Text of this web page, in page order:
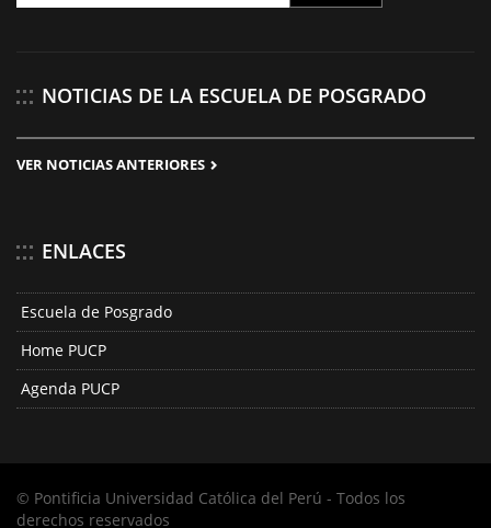
NOTICIAS DE LA ESCUELA DE POSGRADO
VER NOTICIAS ANTERIORES
ENLACES
Escuela de Posgrado
Home PUCP
Agenda PUCP
© Pontificia Universidad Católica del Perú - Todos los
derechos reservados